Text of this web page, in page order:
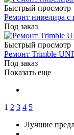
Быстрый просмотр
Ремонт нивелира с
Под заказ
Быстрый просмотр
Ремонт Trimble
Под заказ
Показать еще
1 2 3 4 5
Лучшие